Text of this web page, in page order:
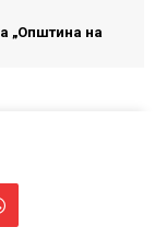
„Општина на